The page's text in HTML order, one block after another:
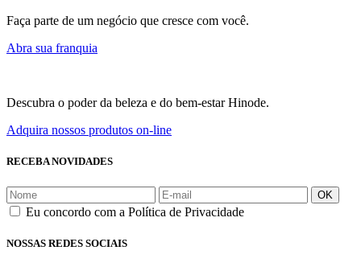
Faça parte de um negócio que cresce com você.
Abra sua franquia
Descubra o poder da beleza e do bem-estar Hinode.
Adquira nossos produtos on-line
RECEBA NOVIDADES
OK
Eu concordo com a Política de Privacidade
NOSSAS REDES SOCIAIS